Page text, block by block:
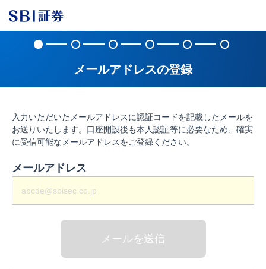
メールアドレスの登録
入力いただいたメールアドレスに認証コードを記載したメールを
お送りいたします。口座開設後も本人認証等に必要なため、確実
に受信可能なメールアドレスをご登録ください。
メールアドレス
メールを送信